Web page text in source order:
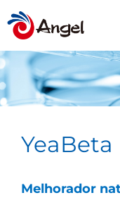
YeaBeta
Melhorador